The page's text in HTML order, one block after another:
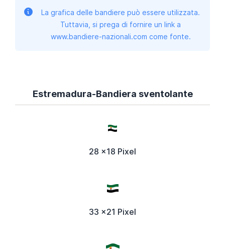
La grafica delle bandiere può essere utilizzata.
Tuttavia, si prega di fornire un link a
www.bandiere-nazionali.com come fonte.
Estremadura-Bandiera sventolante
28 x18 Pixel
33 x21 Pixel